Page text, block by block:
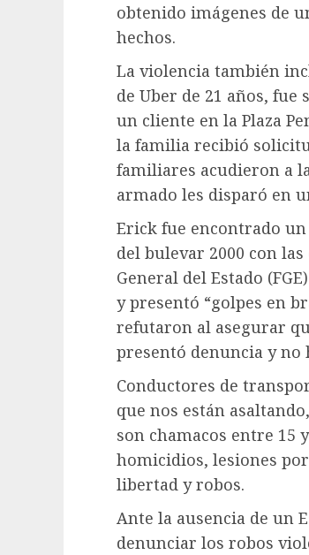
obtenido imágenes de
hechos.
La violencia también
de Uber de 21 años, fue
un cliente en la Plaza
la familia recibió
familiares acudieron a
armado les disparó en
Erick fue encontrado
del bulevar 2000 con
General del Estado
y presentó “golpes en
refutaron al asegurar
presentó denuncia y no
Conductores de
que nos están
son chamacos entre 15
homicidios, lesiones
libertad y robos.
Ante la ausencia de un
denunciar los robos